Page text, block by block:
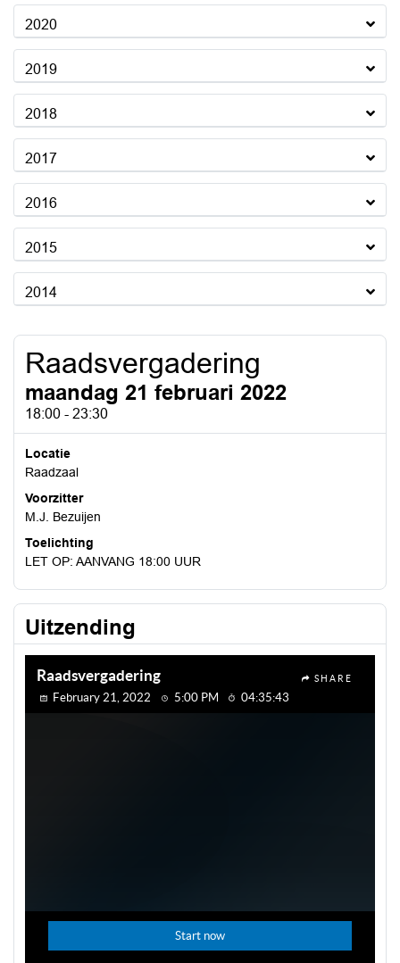
2020
2019
2018
2017
2016
2015
2014
Raadsvergadering
maandag 21 februari 2022
18:00 - 23:30
Locatie
Raadzaal
Voorzitter
M.J. Bezuijen
Toelichting
LET OP: AANVANG 18:00 UUR
Uitzending